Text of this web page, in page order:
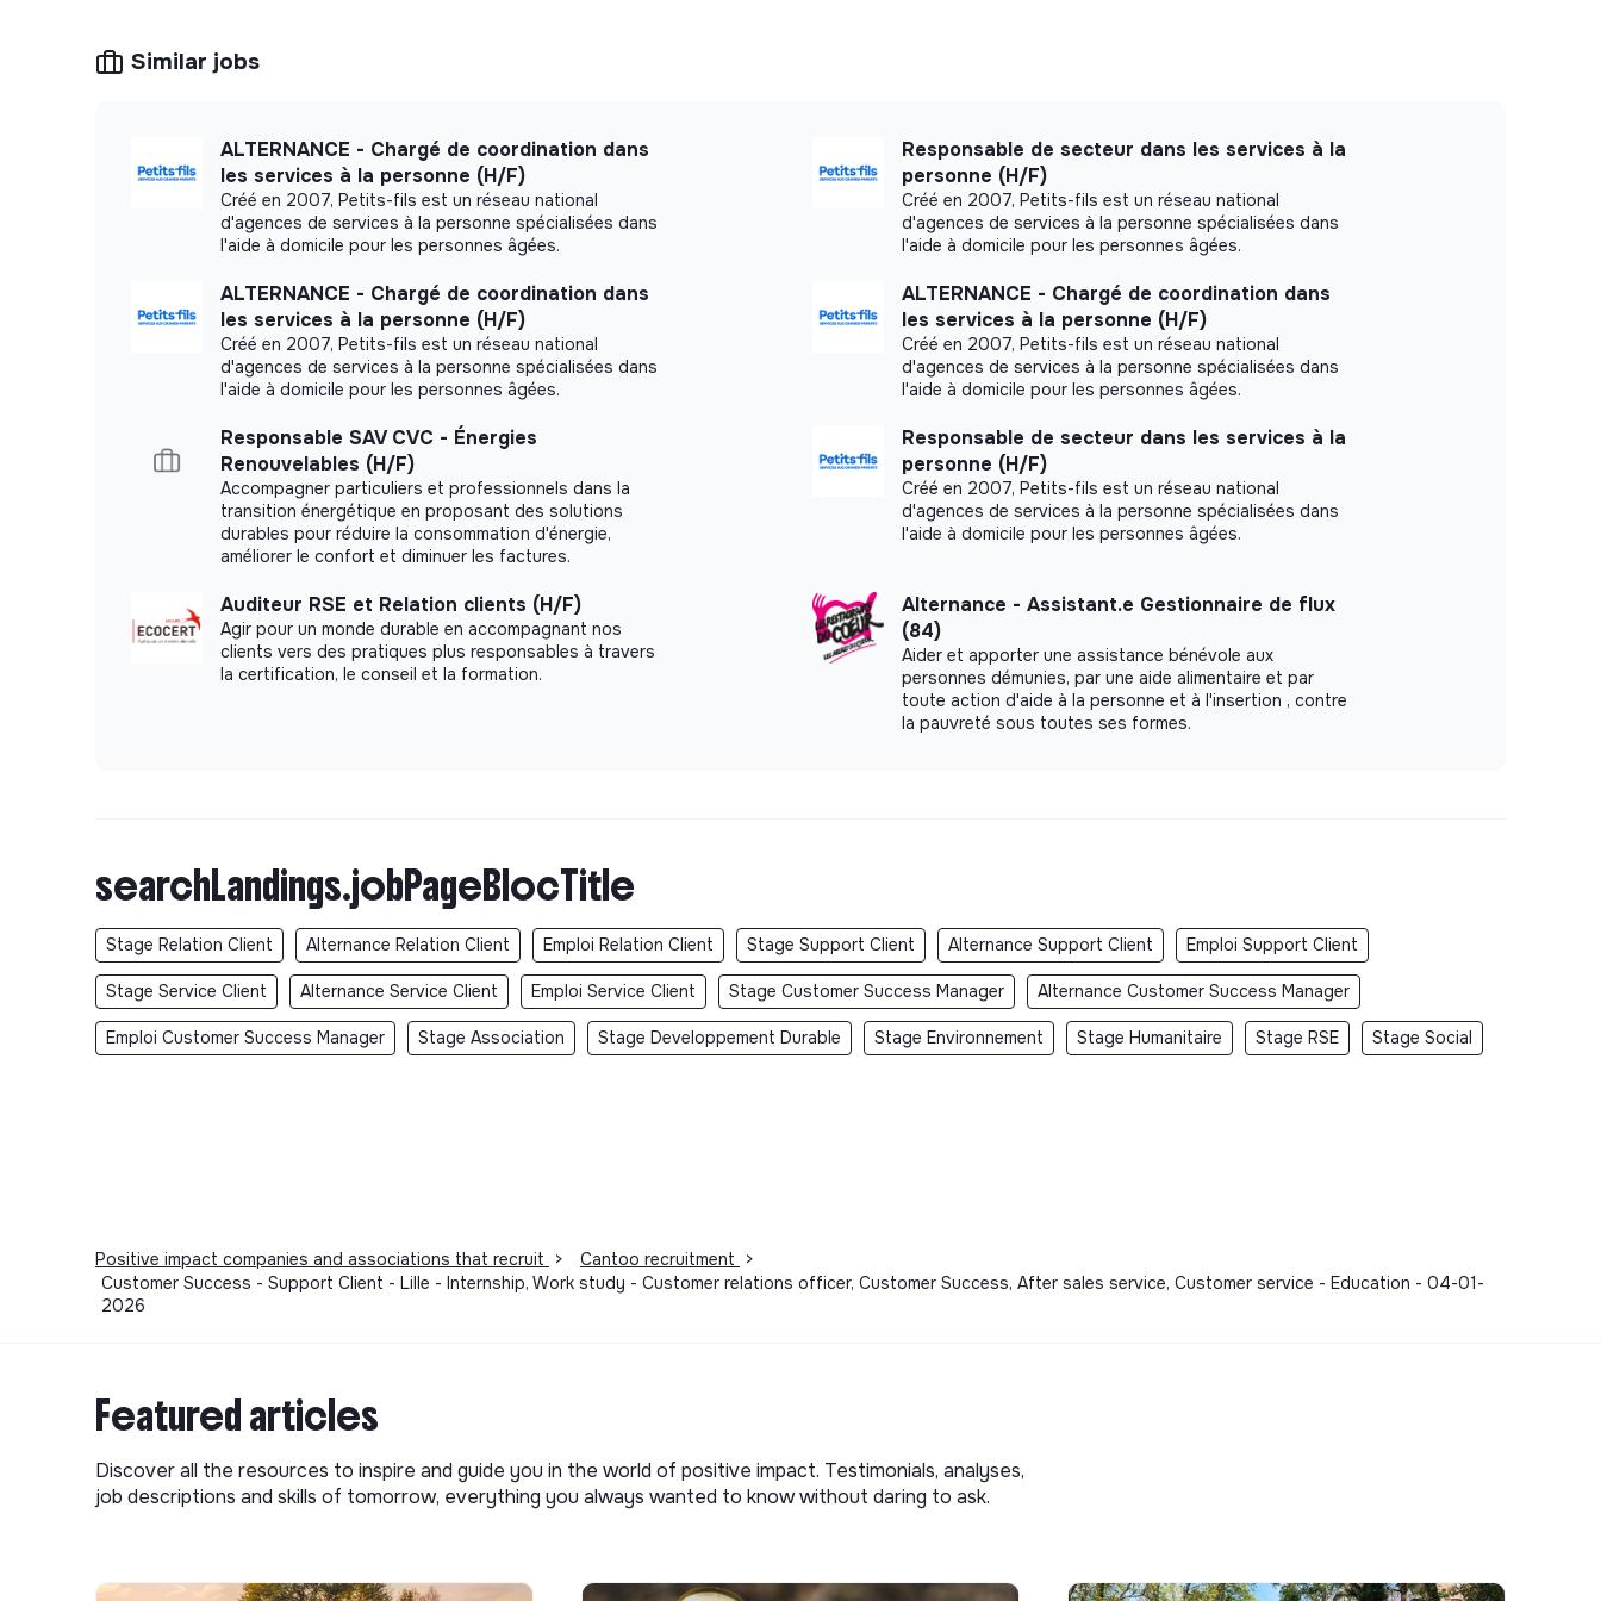
Bonus :
tu parles anglais
💡 Pourquoi nous rejoindre ?
Tu travailles sur un projet qui a du sens
Tu vois concrètement l’impact de ton travail
Tu montes en compétences très vite (CSM, Product Owner…)
Tu es en contact direct avec les utilisateurs
Tu rejoins une équipe engagée, bienveillante et dynamique
🚀Tu souhaites postuler ?
CV + une lettre de motivation____
En savoir plus sur Cantoo 💜
Cantoo Scribe, le logiciel pour l’école inclusive !
Cantoo Scribe permet à tous les élèves du primaire, collège, lycée et formation
professionnelle à besoins éducatifs particuliers de noter et gérer les cours grâce à une
palette d’outils applicatifs conçus spécifiquement pour les troubles de l’apprentissage
Cet assistant éducatif intelligent respecte la méthodologie de l’enseignant et la rend
dorénavant accessible à tous.
Cantoo Scribe, c’est permettre à chaque élève de suivre le même parcours scolaire, quels
que soient ses besoins spécifiques. C’est ça l’inclusion scolaire !
Similar jobs
ALTERNANCE - Chargé de coordination dans
les services à la personne (H/F)
Créé en 2007, Petits-fils est un réseau national
d'agences de services à la personne spécialisées dans
l'aide à domicile pour les personnes âgées.
Responsable de secteur dans les services à la
personne (H/F)
Créé en 2007, Petits-fils est un réseau national
d'agences de services à la personne spécialisées dans
l'aide à domicile pour les personnes âgées.
ALTERNANCE - Chargé de coordination dans
les services à la personne (H/F)
Créé en 2007, Petits-fils est un réseau national
d'agences de services à la personne spécialisées dans
l'aide à domicile pour les personnes âgées.
ALTERNANCE - Chargé de coordination dans
les services à la personne (H/F)
Créé en 2007, Petits-fils est un réseau national
d'agences de services à la personne spécialisées dans
l'aide à domicile pour les personnes âgées.
Responsable SAV CVC - Énergies
Renouvelables (H/F)
Accompagner particuliers et professionnels dans la
transition énergétique en proposant des solutions
durables pour réduire la consommation d'énergie,
améliorer le confort et diminuer les factures.
Responsable de secteur dans les services à la
personne (H/F)
Créé en 2007, Petits-fils est un réseau national
d'agences de services à la personne spécialisées dans
l'aide à domicile pour les personnes âgées.
Auditeur RSE et Relation clients (H/F)
Agir pour un monde durable en accompagnant nos
clients vers des pratiques plus responsables à travers
la certification, le conseil et la formation.
Alternance - Assistant.e Gestionnaire de flux
(84)
Aider et apporter une assistance bénévole aux
personnes démunies, par une aide alimentaire et par
toute action d'aide à la personne et à l'insertion , contre
la pauvreté sous toutes ses formes.
searchLandings.jobPageBlocTitle
Stage Relation Client Alternance Relation Client Emploi Relation Client Stage Support Client Alternance Support Client Emploi Support Client
Stage Service Client Alternance Service Client Emploi Service Client Stage Customer Success Manager Alternance Customer Success Manager
Emploi Customer Success Manager Stage Association Stage Developpement Durable Stage Environnement Stage Humanitaire Stage RSE Stage Social
Positive impact companies and associations that recruit > Cantoo recruitment
>
Customer Success - Support Client - Lille - Internship, Work study - Customer relations officer, Customer Success, After sales service, Customer service - Education - 04-01-
2026
Featured articles
Discover all the resources to inspire and guide you in the world of positive impact. Testimonials, analyses,
job descriptions and skills of tomorrow, everything you always wanted to know without daring to ask.